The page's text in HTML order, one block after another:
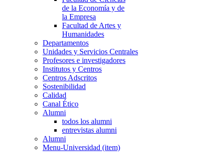
de la Economía y de
la Empresa
Facultad de Artes y
Humanidades
Departamentos
Unidades y Servicios Centrales
Profesores e investigadores
Institutos y Centros
Centros Adscritos
Sostenibilidad
Calidad
Canal Ético
Alumni
todos los alumni
entrevistas alumni
Alumni
Menu-Universidad (item)